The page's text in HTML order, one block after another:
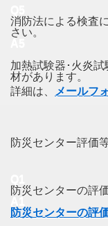
消防法による検査
さい。
加熱試験器･火炎
材があります。
詳細は、
メールフ
防災センター評価
防災センターの評
防災センターの評